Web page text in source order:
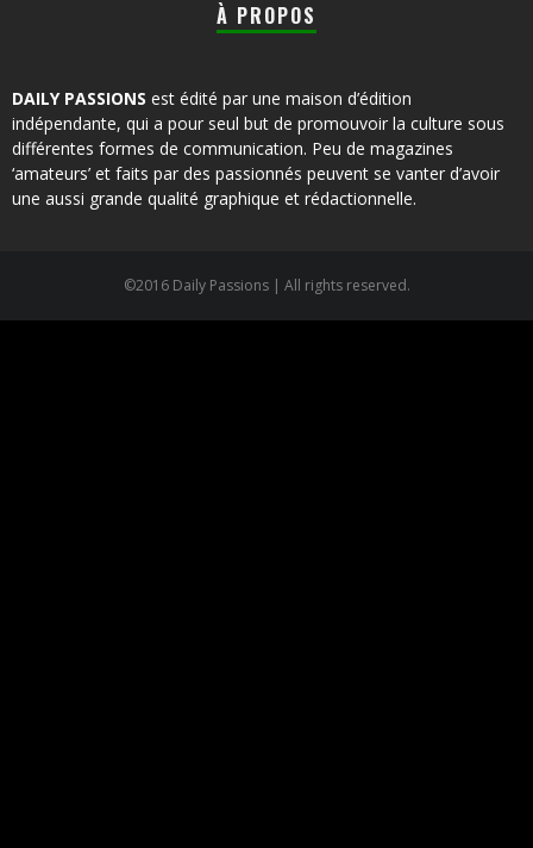
À PROPOS
DAILY PASSIONS est édité par une maison d’édition
indépendante, qui a pour seul but de promouvoir la culture sous
différentes formes de communication. Peu de magazines
‘amateurs’ et faits par des passionnés peuvent se vanter d’avoir
une aussi grande qualité graphique et rédactionnelle.
©2016 Daily Passions | All rights reserved.